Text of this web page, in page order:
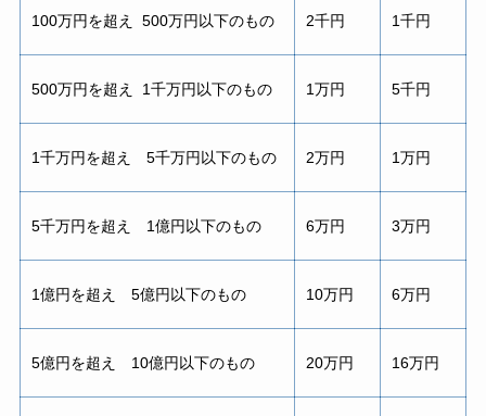
100万円を超え 500万円以下のもの 2千円 1千円
500万円を超え 1千万円以下のもの 1万円 5千円
1千万円を超え 5千万円以下のもの 2万円 1万円
5千万円を超え 1億円以下のもの 6万円 3万円
1億円を超え 5億円以下のもの 10万円 6万円
5億円を超え 10億円以下のもの 20万円 16万円